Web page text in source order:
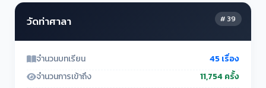
# 39
วัดท่าศาลา
จำนวนบทเรียน
45 เรื่อง
จำนวนการเข้าถึง
11,754 ครั้ง